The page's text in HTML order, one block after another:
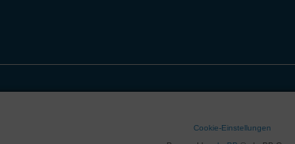
Cookie-Einstellungen